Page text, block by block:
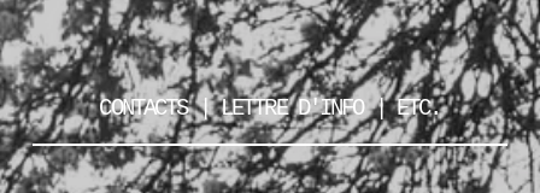
CONTACTS | LETTRE D'INFO | ETC.